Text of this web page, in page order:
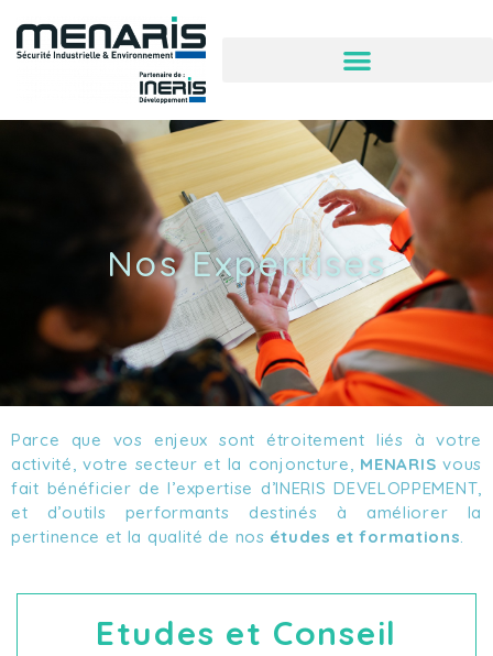
Nos Expertises
Parce que vos enjeux sont étroitement liés à votre
activité, votre secteur et la conjoncture, MENARIS vous
fait bénéficier de l’expertise d’INERIS DEVELOPPEMENT,
et d’outils performants destinés à améliorer la
pertinence et la qualité de nos études et formations.
Etudes et Conseil